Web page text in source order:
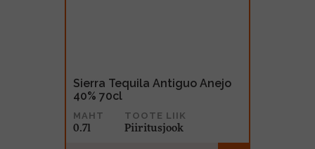
Sierra Tequila Antiguo Anejo
40% 70cl
MAHT
0.7l
TOOTE LIIK
Piiritusjook